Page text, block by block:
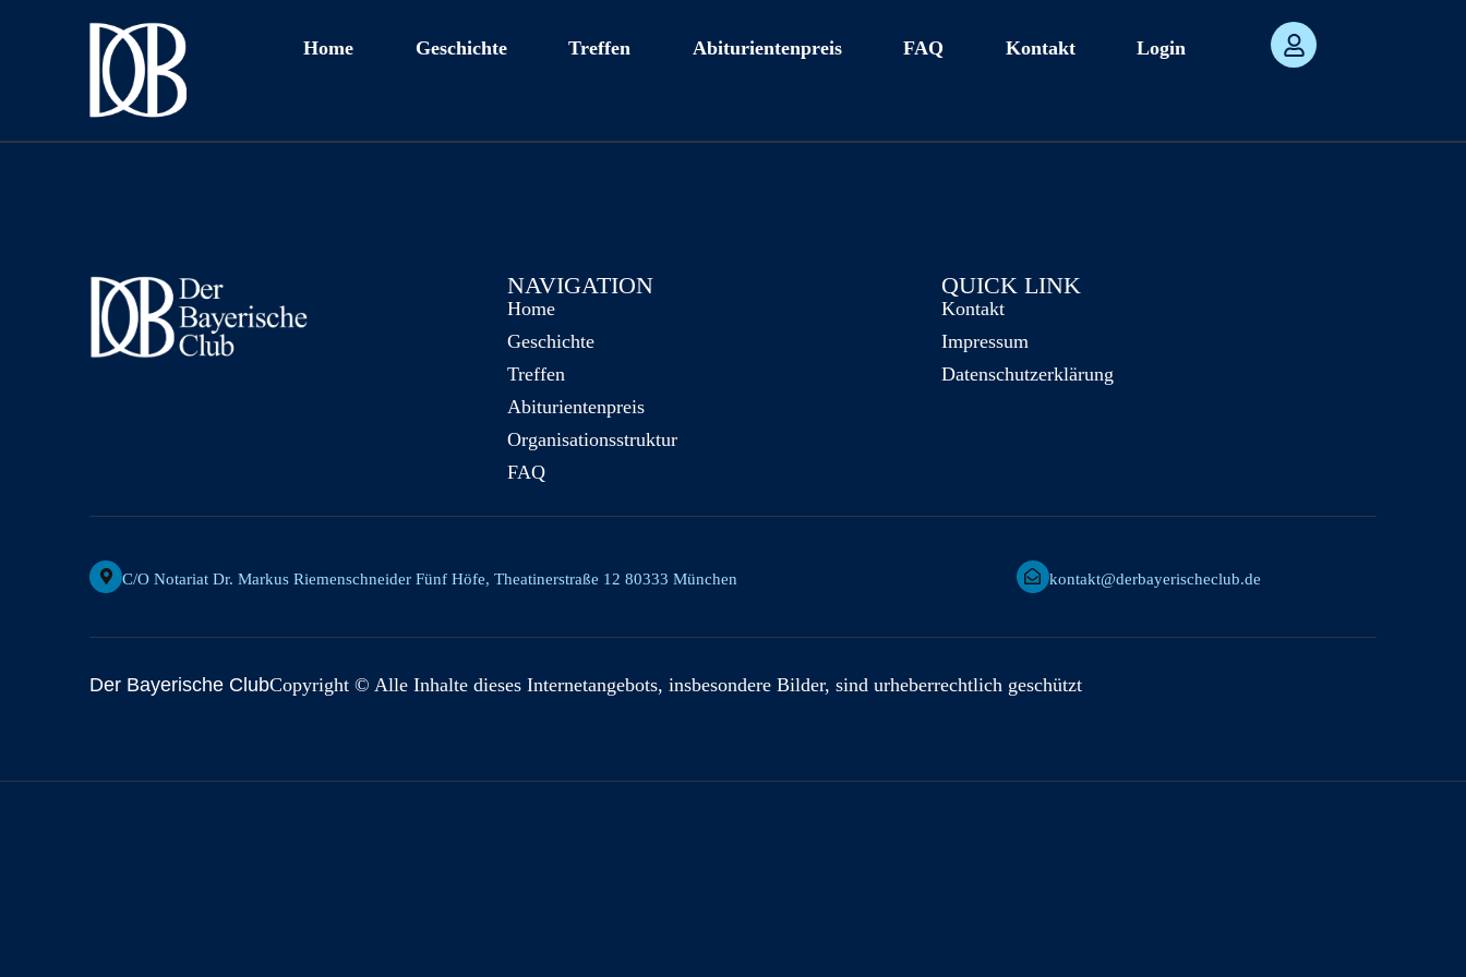
Home Geschichte Treffen Abiturientenpreis FAQ Kontakt Login
NAVIGATION
Home
Geschichte
Treffen
Abiturientenpreis
Organisationsstruktur
FAQ
QUICK LINK
Kontakt
Impressum
Datenschutzerklärung
C/o Notariat Dr. Markus Riemenschneider Fünf Höfe, Theatinerstraße 12 80333 München kontakt@derbayerischeclub.de
Der Bayerische ClubCopyright © Alle Inhalte dieses Internetangebots, insbesondere Bilder, sind urheberrechtlich geschützt